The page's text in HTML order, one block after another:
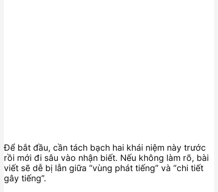
Để bắt đầu, cần tách bạch hai khái niệm này trước
rồi mới đi sâu vào nhận biết. Nếu không làm rõ, bài
viết sẽ dễ bị lẫn giữa “vùng phát tiếng” và “chi tiết
gây tiếng”.